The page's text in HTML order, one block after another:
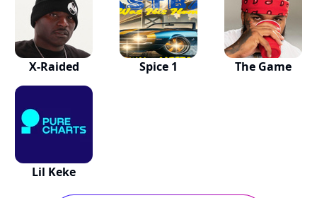
X-Raided Spice 1 The Game
Lil Keke